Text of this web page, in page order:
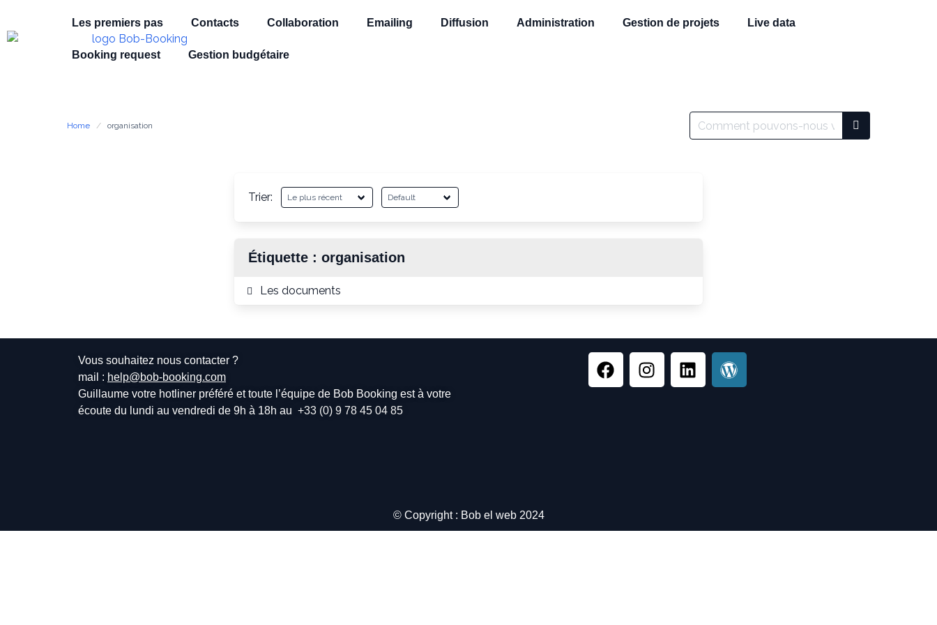
Les premiers pas Contacts Collaboration Emailing Diffusion Administration Gestion de projets Live data
Booking request Gestion budgétaire
Home organisation
Trier:
Étiquette : organisation
Les documents
Vous souhaitez nous contacter ?
mail : help@bob-booking.com
Guillaume votre hotliner préféré et toute l’équipe de Bob Booking est à votre
écoute du lundi au vendredi de 9h à 18h au +33 (0) 9 78 45 04 85
© Copyright : Bob el web 2024